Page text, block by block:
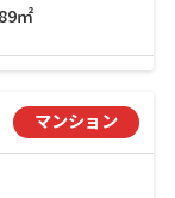
㎡
マンション